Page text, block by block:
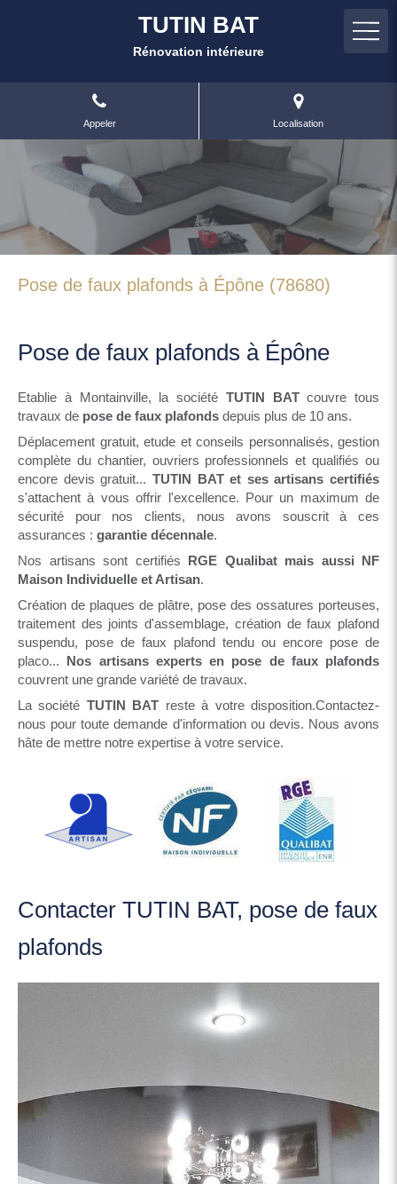
TUTIN BAT
Rénovation intérieure
Appeler Localisation
Pose de faux plafonds à Épône (78680)
Pose de faux plafonds à Épône
Etablie à Montainville, la société TUTIN BATcouvre tous
travaux de pose de faux plafonds depuis plus de 10 ans.
Déplacement gratuit, etude et conseils personnalisés, gestion
complète du chantier, ouvriers professionnels et qualifiés ou
encore devis gratuit... TUTIN BAT et ses artisans certifiés
s'attachent à vous offrir l'excellence. Pour un maximum de
sécurité pour nos clients, nous avons souscrit à ces
assurances : garantie décennale.
Nos artisans sont certifiés RGE Qualibat mais aussi NF
Maison Individuelle et Artisan.
Création de plaques de plâtre, pose des ossatures porteuses,
traitement des joints d'assemblage, création de faux plafond
suspendu, pose de faux plafond tendu ou encore pose de
placo... Nos artisans experts en pose de faux plafonds
couvrent une grande variété de travaux.
La société TUTIN BAT reste à votre disposition.Contactez-
nous pour toute demande d'information ou devis. Nous avons
hâte de mettre notre expertise à votre service.
Contacter TUTIN BAT, pose de faux
plafonds